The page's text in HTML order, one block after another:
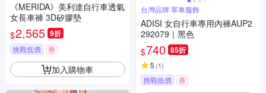
《MERIDA》美利達自行車透氣
女長車褲 3D矽膠墊
$2,565 9折
挑戰低價 券
加入購物車
台灣品牌 單車服飾
ADISI 女自行車專用內褲AUP2
292079｜黑色
$740 85折
5 (1)
挑戰低價 券